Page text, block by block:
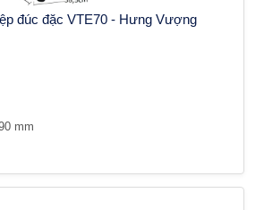
đúc đặc VTE70 - Hưng Vượng
mm